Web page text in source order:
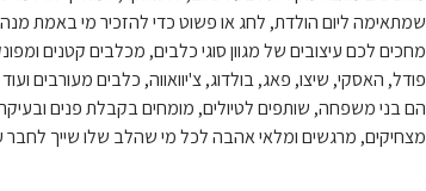
שמתאימה ליום הולדת, לחג או פשוט כדי להזכיר מי באמת
מחכים לכם עיצובים של מגוון סוגי כלבים, מכלבים קטנים
פודל, האסקי, שיצו, פאג, בולדוג, צ'יוואווה, כלבים מעורבים
הם בני משפחה, שותפים לטיולים, מומחים בקבלת פנים
מצחיקים, מרגשים ומלאי אהבה לכל מי שהלב שלו שייך